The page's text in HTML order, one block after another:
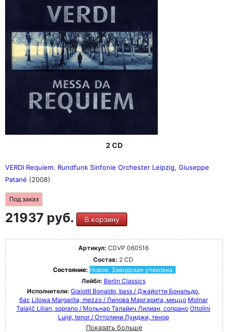
2 CD
VERDI Requiem. Rundfunk Sinfonie Orchester Leipzig, Giuseppe
Patané (2008)
Под заказ
21937 руб. В корзину
Артикул: CDVP 060516
Состав: 2 CD
Состояние: Новое. Заводская упаковка.
Лейбл: Berlin Classics
Исполнители: Giaiotti Bonaldo, bass / Джайотти Бональдо,
бас Lilowa Margarita, mezzo / Лилова Маргарита, меццо Molnar
Talajič Lilian, soprano / Мольнар Талайич Лилиан, сопрано Ottolini
Luigi, tenor / Оттолини Луиджи, тенор
Показать больше